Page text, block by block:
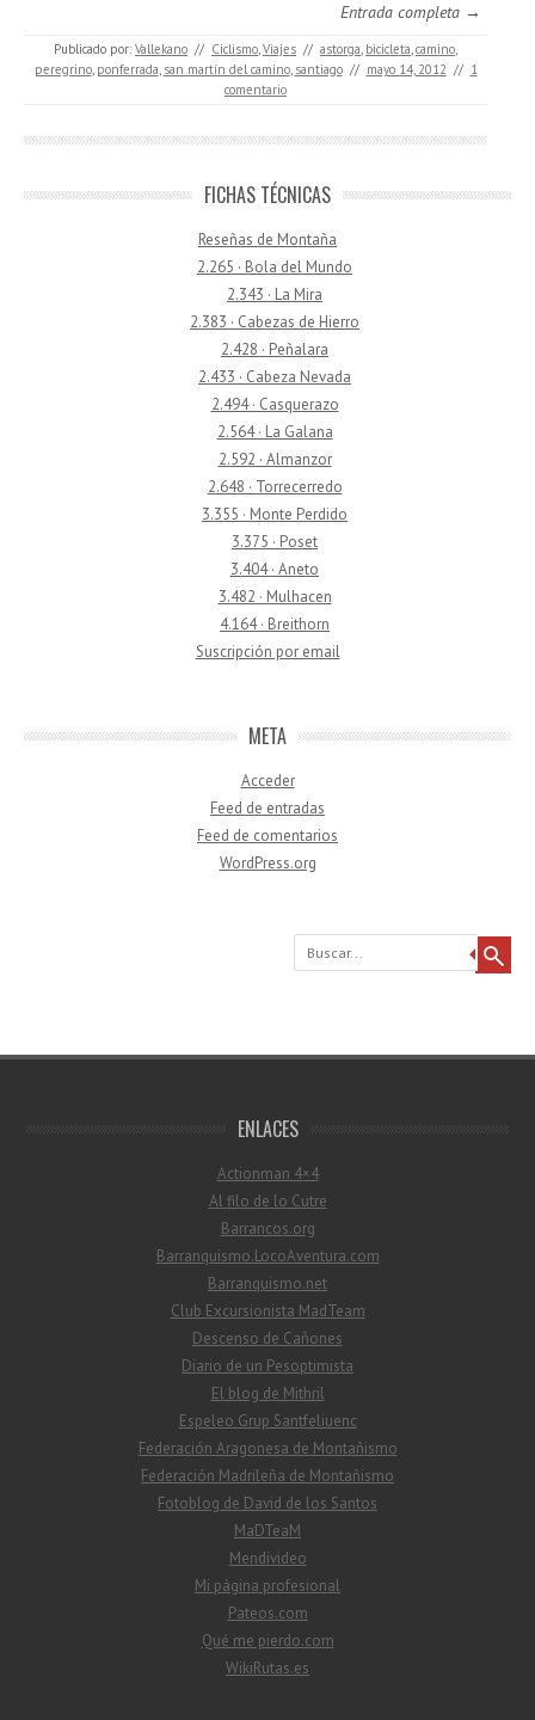
Entrada completa →
Publicado por: Vallekano // Ciclismo,Viajes // astorga, bicicleta,camino,
peregrino, ponferrada, san martín del camino, santiago // mayo 14, 2012 // 1
comentario
FICHAS TÉCNICAS
Reseñas de Montaña
2.265 · Bola del Mundo
2.343 · La Mira
2.383 · Cabezas de Hierro
2.428 · Peñalara
2.433 · Cabeza Nevada
2.494 · Casquerazo
2.564 · La Galana
2.592 · Almanzor
2.648 · Torrecerredo
3.355 · Monte Perdido
3.375 · Poset
3.404 · Aneto
3.482 · Mulhacen
4.164 · Breithorn
Suscripción por email
META
Acceder
Feed de entradas
Feed de comentarios
WordPress.org
Buscar
ENLACES
Actionman 4×4
Al filo de lo Cutre
Barrancos.org
Barranquismo.LocoAventura.com
Barranquismo.net
Club Excursionista MadTeam
Descenso de Cañones
Diario de un Pesoptimista
El blog de Mithril
Espeleo Grup Santfeliuenc
Federación Aragonesa de Montañismo
Federación Madrileña de Montañismo
Fotoblog de David de los Santos
MaDTeaM
Mendivideo
Mi página profesional
Pateos.com
Qué me pierdo.com
WikiRutas.es